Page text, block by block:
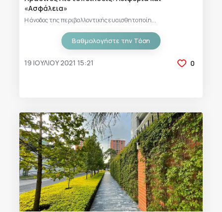
«Ασφάλεια»
Η άνοδος της περιβαλλοντικής ευαισθητοποίη...
Βαθμολογήστε την Τάση
19 ΙΟΥΛΊΟΥ 2021 15:21 0